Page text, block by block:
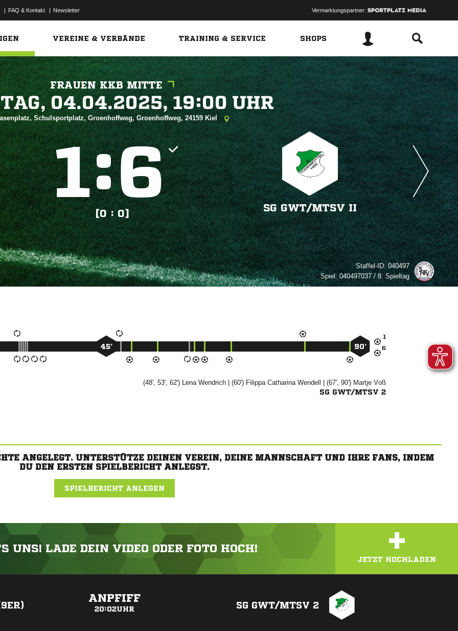
| FAQ & Kontakt | Newsletter Vermarktungspartner:
VEREINE & VERBÄNDE TRAINING & SERVICE SHOPS
FRAUEN KKB MITTE
  
Schulsportplatz, Groenhoffweg, Groenhoffweg, 24159 Kiel
:
[0 : 0]
SG GWT/​MTSV II
Staffel-ID:040497
Spiel:040497037 / 8. Spieltag


45’ 90’
(48', 53', 62')   | (60')    | (67', 90')  
SG GWT/MTSV 2
ANGELEGT. UNTERSTÜTZE DEINEN VEREIN, DEINE MANNSCHAFT UND IHRE FANS, INDEM
DU DEN ERSTEN SPIELBERICHT ANLEGST.
SPIELBERICHT ANLEGEN
UNS! LADE DEIN VIDEO ODER FOTO HOCH! +
JETZT HOCHLADEN
ANPFIFF
20:02UHR SG GWT/MTSV 2